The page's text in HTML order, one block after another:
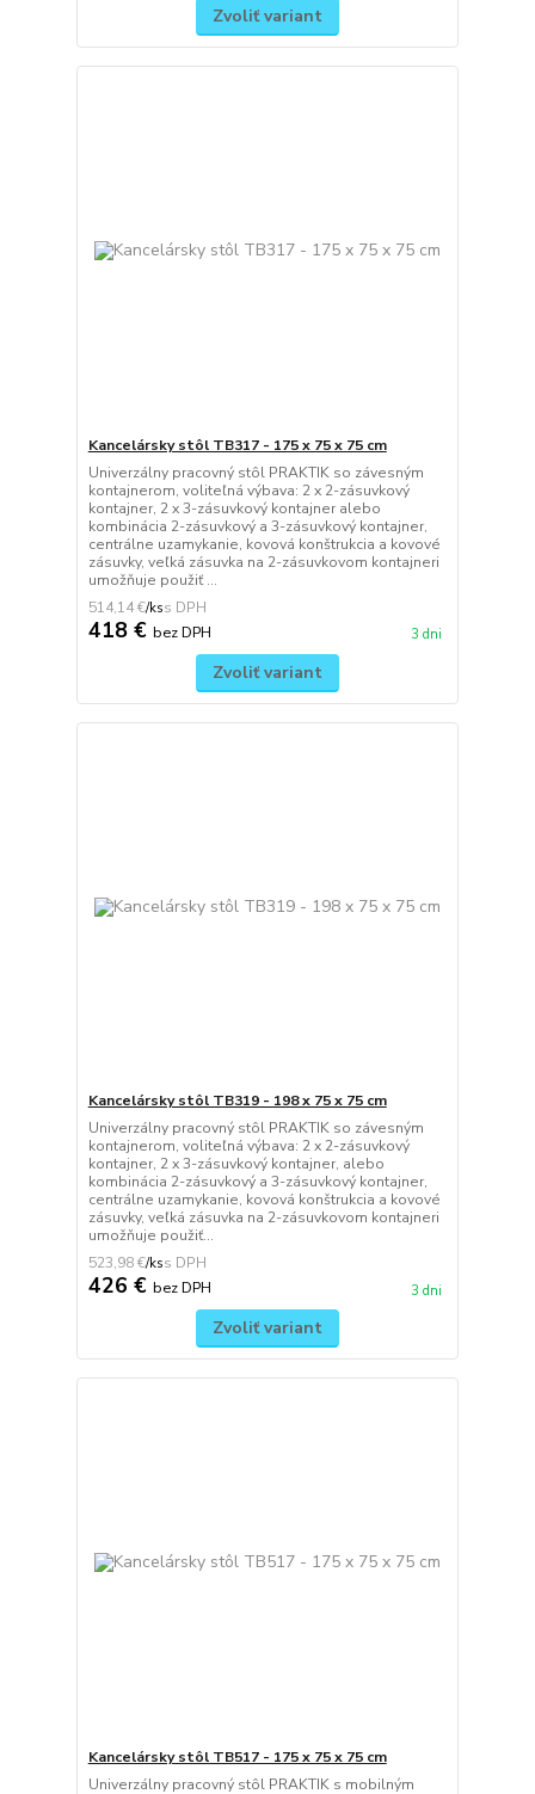
Zvoliť variant
Kancelársky stôl TB317 - 175 x 75 x 75 cm
Univerzálny pracovný stôl PRAKTIK so závesným
kontajnerom, voliteľná výbava: 2 x 2-zásuvkový
kontajner, 2 x 3-zásuvkový kontajner alebo
kombinácia 2-zásuvkový a 3-zásuvkový kontajner,
centrálne uzamykanie, kovová konštrukcia a kovové
zásuvky, veľká zásuvka na 2-zásuvkovom kontajneri
umožňuje použiť ...
514,14 €/ks
418 € bez DPH 3 dni
Zvoliť variant
Kancelársky stôl TB319 - 198 x 75 x 75 cm
Univerzálny pracovný stôl PRAKTIK so závesným
kontajnerom, voliteľná výbava: 2 x 2-zásuvkový
kontajner, 2 x 3-zásuvkový kontajner, alebo
kombinácia 2-zásuvkový a 3-zásuvkový kontajner,
centrálne uzamykanie, kovová konštrukcia a kovové
zásuvky, veľká zásuvka na 2-zásuvkovom kontajneri
umožňuje použiť...
523,98 €/ks
426 € bez DPH 3 dni
Zvoliť variant
Kancelársky stôl TB517 - 175 x 75 x 75 cm
Univerzálny pracovný stôl PRAKTIK s mobilným